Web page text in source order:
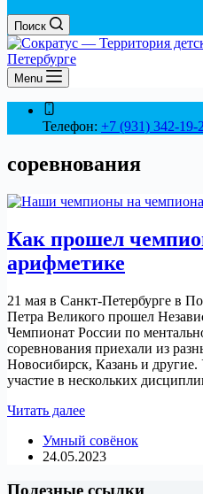
Поиск
Menu
Телефон: +7 (931) 342-19-
соревнования
Как прошел
арифметике
21 мая в Санкт-Петербурге в
Петра Великого прошел
Чемпионат России по
соревнования приехали из
Новосибирск, Казань и
участие в нескольких
Читать далееКак
чемпионат
по
арифметике
Умный совёнок
24.05.2023